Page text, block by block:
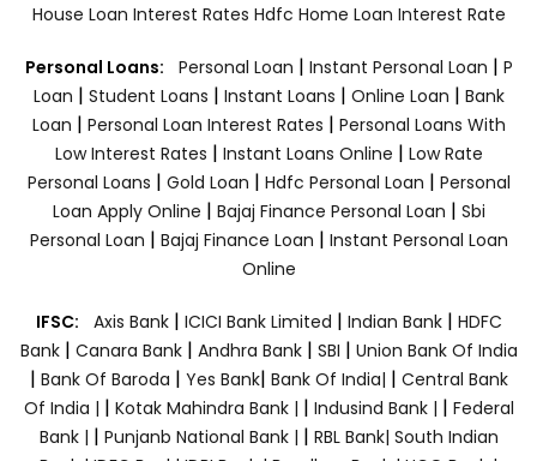
House Loan Interest Rates Hdfc Home Loan Interest Rate
Personal Loans: Personal Loan | Instant Personal Loan | P
Loan | Student Loans | Instant Loans | Online Loan | Bank
Loan | Personal Loan Interest Rates | Personal Loans With
Low Interest Rates | Instant Loans Online | Low Rate
Personal Loans | Gold Loan | Hdfc Personal Loan | Personal
Loan Apply Online | Bajaj Finance Personal Loan | Sbi
Personal Loan | Bajaj Finance Loan | Instant Personal Loan
Online
IFSC: Axis Bank | ICICI Bank Limited | Indian Bank | HDFC
Bank| Canara Bank | Andhra Bank| SBI | Union Bank Of India
| Bank Of Baroda | Yes Bank| Bank Of India| | Central Bank
Of India | | Kotak Mahindra Bank | | Indusind Bank | | Federal
Bank | | Punjanb National Bank | | RBL Bank| South Indian